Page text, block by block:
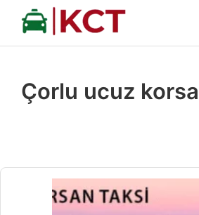
İçeriğe
Çorlu ucuz